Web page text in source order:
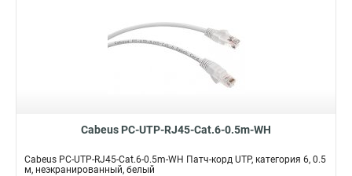
Cabeus PC-UTP-RJ45-Cat.6-0.5m-WH
Cabeus PC-UTP-RJ45-Cat.6-0.5m-WH Патч-корд UTP, категория 6, 0.5
м, неэкранированный, белый